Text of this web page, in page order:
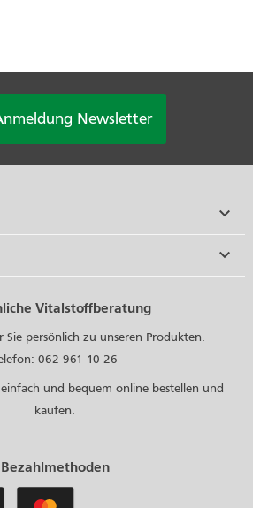
Newsletter


Vitalstoffberatung
Sie persönlich zu unseren Produkten.
062 961 10 26
und bequem online bestellen und
kaufen.
Bezahlmethoden